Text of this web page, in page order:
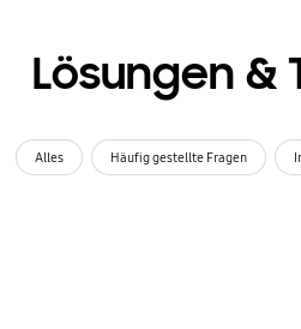
Lösungen &
Alles Häufig gestellte Fragen